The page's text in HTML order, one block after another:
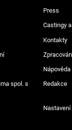
Press
Castingy
Kontakty
Nápověda
spol. s
Redakce